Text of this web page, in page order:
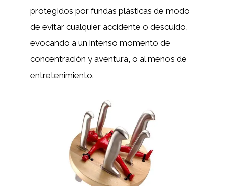
protegidos por fundas plásticas de modo
de evitar cualquier accidente o descuido,
evocando a un intenso momento de
concentración y aventura, o al menos de
entretenimiento.